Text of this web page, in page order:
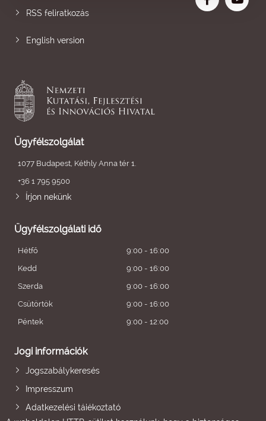
RSS feliratkozás
English version
Ügyfélszolgálat
1077 Budapest, Kéthly Anna tér 1.
+36 1 795 9500
Írjon nekünk
Ügyfélszolgálati idő
Hétfő
9:00 - 16:00
Kedd
9:00 - 16:00
Szerda
9:00 - 16:00
Csütörtök
9:00 - 16:00
Péntek
9:00 - 12:00
Jogi információk
Jogszabálykeresés
Impresszum
Adatkezelési tájékoztató